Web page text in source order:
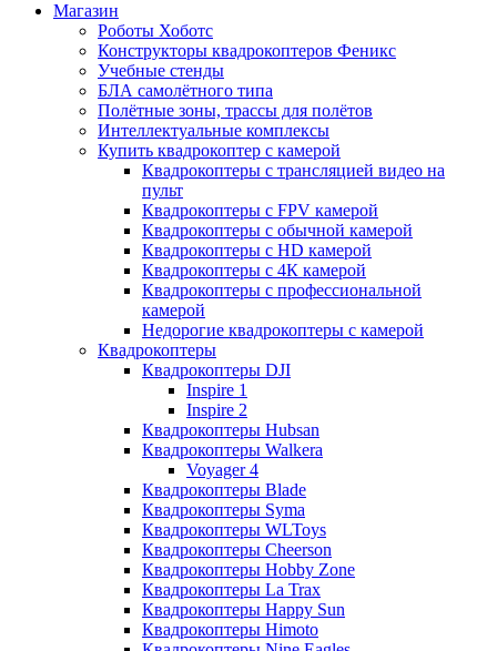
Магазин
Роботы Хоботс
Конструкторы квадрокоптеров Феникс
Учебные стенды
БЛА самолётного типа
Полётные зоны, трассы для полётов
Интеллектуальные комплексы
Купить квадрокоптер с камерой
Квадрокоптеры с трансляцией видео на
пульт
Квадрокоптеры с FPV камерой
Квадрокоптеры с обычной камерой
Квадрокоптеры с HD камерой
Квадрокоптеры с 4К камерой
Квадрокоптеры с профессиональной
камерой
Недорогие квадрокоптеры с камерой
Квадрокоптеры
Квадрокоптеры DJI
Inspire 1
Inspire 2
Квадрокоптеры Hubsan
Квадрокоптеры Walkera
Voyager 4
Квадрокоптеры Blade
Квадрокоптеры Syma
Квадрокоптеры WLToys
Квадрокоптеры Cheerson
Квадрокоптеры Hobby Zone
Квадрокоптеры La Trax
Квадрокоптеры Happy Sun
Квадрокоптеры Himoto